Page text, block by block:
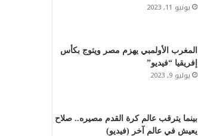
يونيو 11, 2023
المغرب الأولمبي يهزم مصر ويتوج بكأس
إفريقيا “فيديو”
يوليو 9, 2023
بينما يترقب عالم كرة القدم مصيره.. صلاح
يعيش في عالم آخر (فيديو)